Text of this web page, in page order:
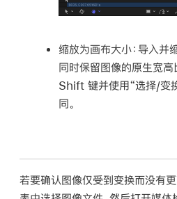
缩放为画布大小：导入并
同时保留图像的原生宽高
Shift 键并使用“选择/变
同。
若要确认图像仅受到变换而没有更